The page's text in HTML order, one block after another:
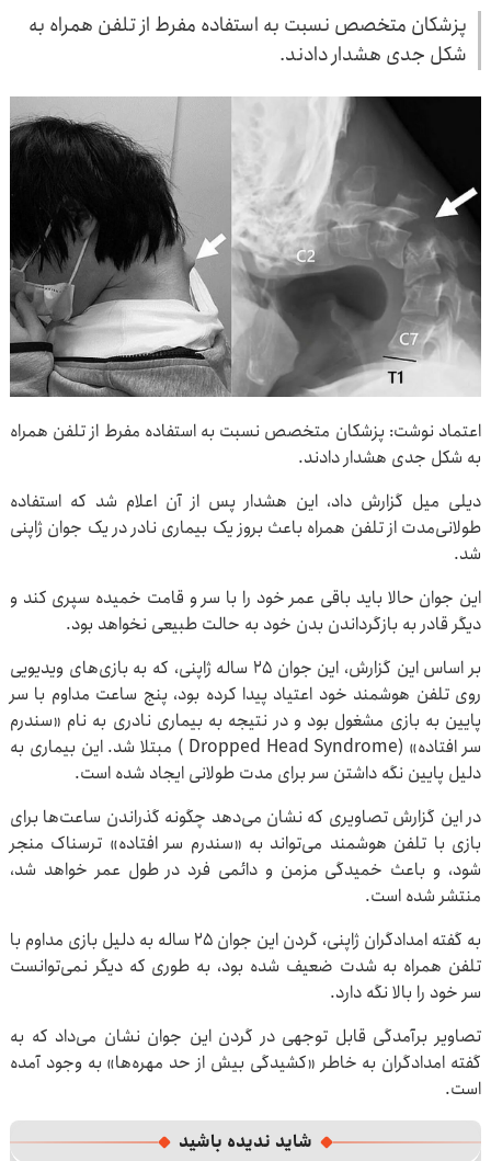
پزشکان متخصص نسبت به استفاده مفرط از تلفن همراه به
شکل جدی هشدار دادند.
اعتماد نوشت: پزشکان متخصص نسبت به استفاده مفرط از تلفن همراه
به شکل جدی هشدار دادند.
دیلی میل گزارش داد، این هشدار پس از آن اعلام شد که استفاده
طولانی‌مدت از تلفن همراه باعث بروز یک بیماری نادر در یک جوان ژاپنی
شد.
این جوان حالا باید باقی عمر خود را با سر و قامت خمیده سپری کند و
دیگر قادر به بازگرداندن بدن خود به حالت طبیعی نخواهد بود.
بر اساس این گزارش، این جوان ۲۵ ساله ژاپنی، که به بازی‌های ویدیویی
روی تلفن هوشمند خود اعتیاد پیدا کرده بود، پنج ساعت مداوم با سر
پایین به بازی مشغول بود و در نتیجه به بیماری نادری به نام «سندرم
سر افتاده» (Dropped Head Syndrome ) مبتلا شد. این بیماری به
دلیل پایین نگه داشتن سر برای مدت طولانی ایجاد شده است.
در این گزارش تصاویری که نشان می‌دهد چگونه گذراندن ساعت‌ها برای
بازی با تلفن هوشمند می‌تواند به «سندرم سر افتاده» ترسناک منجر
شود، و باعث خمیدگی مزمن و دائمی فرد در طول عمر خواهد شد،
منتشر شده است.
به گفته امدادگران ژاپنی، گردن این جوان ۲۵ ساله به دلیل بازی مداوم با
تلفن همراه به شدت ضعیف شده بود، به طوری که دیگر نمی‌توانست
سر خود را بالا نگه دارد.
تصاویر برآمدگی قابل توجهی در گردن این جوان نشان می‌داد که به
گفته امدادگران به خاطر «کشیدگی بیش از حد مهره‌ها» به وجود آمده
است.
شاید ندیده باشید